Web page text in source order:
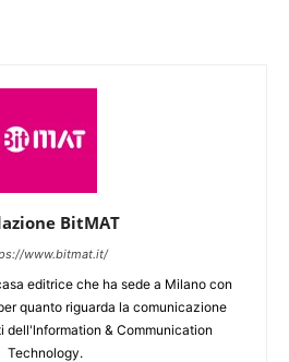
BitMAT
www.bitmat.it/
editrice che ha sede a Milano con
quanto riguarda la comunicazione
dell'lnformation & Communication
Technology.